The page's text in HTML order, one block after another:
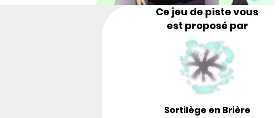
Ce jeu de piste vous
est proposé par
Sortilège en Brière